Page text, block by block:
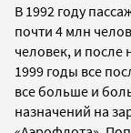
В 1992 году
почти 4 млн
человек, и после
1999 годы все
все больше и
назначений на